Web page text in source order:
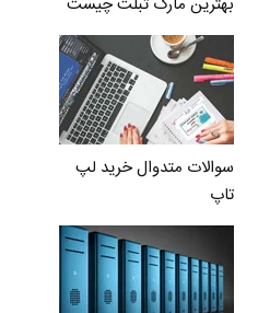
سوالات متدوال خرید لپ
تاپ